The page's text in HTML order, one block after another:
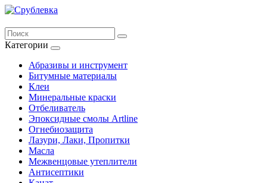
Категории
Абразивы и инструмент
Битумные материалы
Клеи
Минеральные краски
Отбеливатель
Эпоксидные смолы Artline
Огнебиозащита
Лазури, Лаки, Пропитки
Масла
Межвенцовые утеплители
Антисептики